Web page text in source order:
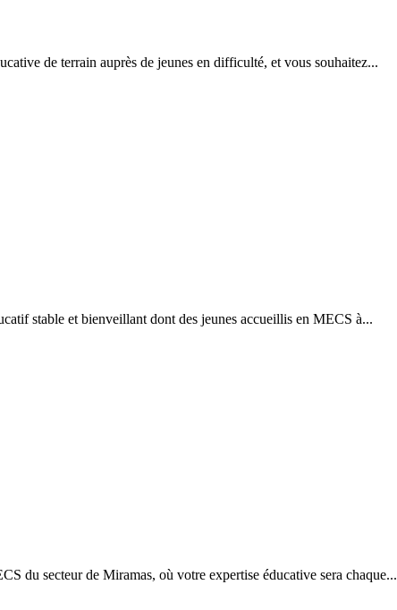
de terrain auprès de jeunes en difficulté, et vous souhaitez...
stable et bienveillant dont des jeunes accueillis en MECS à...
du secteur de Miramas, où votre expertise éducative sera chaque...